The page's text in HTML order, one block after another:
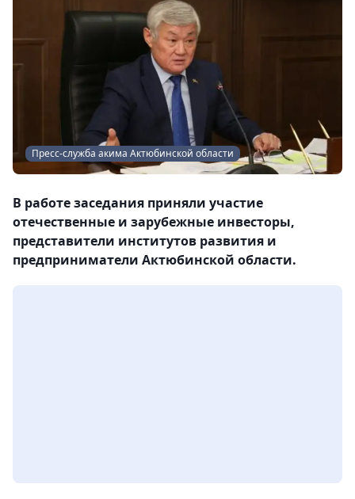
Пресс-служба акима Актюбинской области
В работе заседания приняли участие
отечественные и зарубежные инвесторы,
представители институтов развития и
предприниматели Актюбинской области.